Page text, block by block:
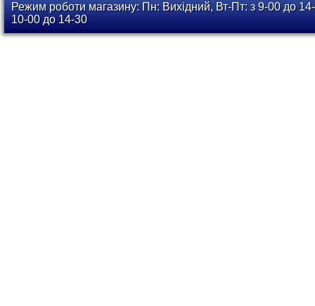
Режим роботи магазину: Пн: Вихідний, Вт-Пт: з 9-00 до
10-00 до 14-30